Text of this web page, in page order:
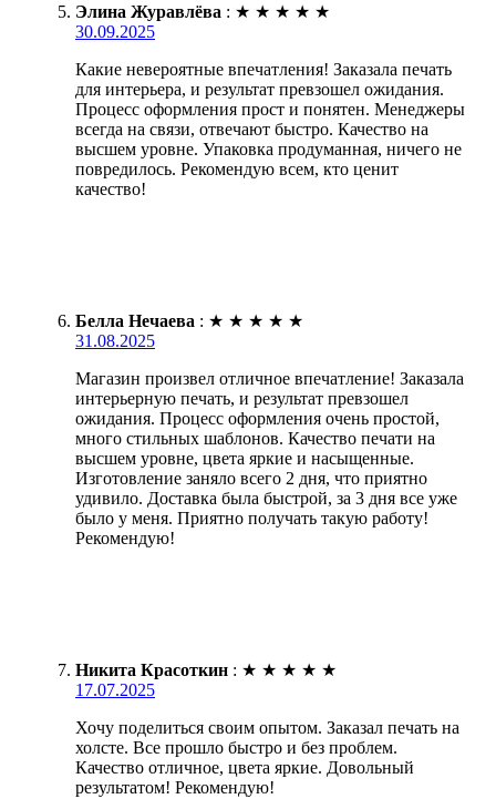
Элина Журавлёва : ★ ★ ★ ★ ★
30.09.2025
Какие невероятные впечатления! Заказала печать
для интерьера, и результат превзошел ожидания.
Процесс оформления прост и понятен. Менеджеры
всегда на связи, отвечают быстро. Качество на
высшем уровне. Упаковка продуманная, ничего не
повредилось. Рекомендую всем, кто ценит
качество!
Белла Нечаева : ★ ★ ★ ★ ★
31.08.2025
Магазин произвел отличное впечатление! Заказала
интерьерную печать, и результат превзошел
ожидания. Процесс оформления очень простой,
много стильных шаблонов. Качество печати на
высшем уровне, цвета яркие и насыщенные.
Изготовление заняло всего 2 дня, что приятно
удивило. Доставка была быстрой, за 3 дня все уже
было у меня. Приятно получать такую работу!
Рекомендую!
Никита Красоткин : ★ ★ ★ ★ ★
17.07.2025
Хочу поделиться своим опытом. Заказал печать на
холсте. Все прошло быстро и без проблем.
Качество отличное, цвета яркие. Довольный
результатом! Рекомендую!